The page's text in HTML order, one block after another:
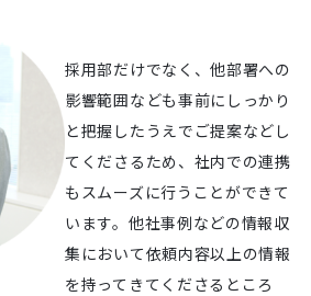
採用部だけでなく、他部署への
影響範囲なども事前にしっかり
と把握したうえでご提案などし
てくださるため、社内での連携
もスムーズに行うことができて
います。他社事例などの情報収
集において依頼内容以上の情報
を持ってきてくださるところ